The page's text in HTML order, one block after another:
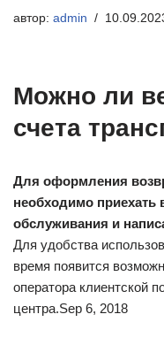
автор: admin
Можно ли
счета
Для оформления
необходимо
обслуживания и
Для удобства
время появится
оператора клиентской
центра.Sep 6, 2018